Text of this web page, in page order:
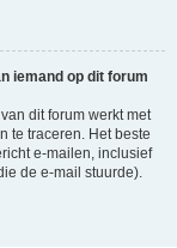
iemand op dit forum
dit forum werkt met
te traceren. Het beste
e-mailen, inclusief
de e-mail stuurde).